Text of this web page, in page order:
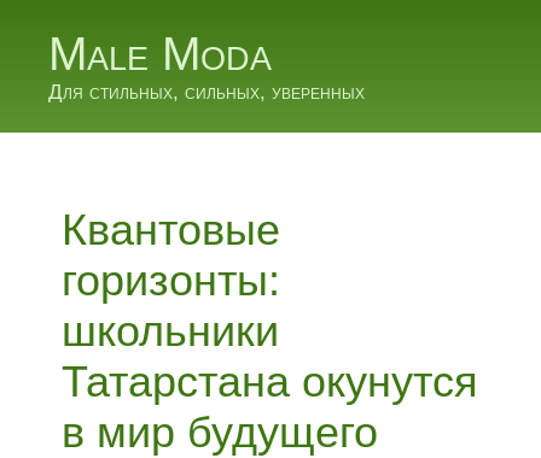
Male Moda
Для стильных, сильных, уверенных
Квантовые
горизонты:
школьники
Татарстана окунутся
в мир будущего